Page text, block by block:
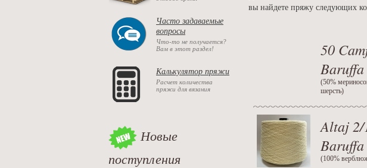
Часто задаваемые
вопросы
Что-то не получается?
Вам в этот раздел!
Калькулятор пряжи
Расчет количества
пряжи для вязания
Новые
поступления
вы найдете пряжу следующих
50
Baruffa
(50%
шерсть)
Altaj 2/
Baruffa
(100%